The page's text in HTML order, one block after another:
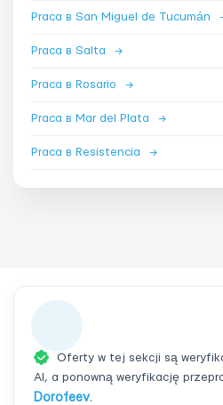
Praca в San Miguel de Tucumán
Praca в Salta →
Praca в Rosario →
Praca в Mar del Plata →
Praca в Resistencia →
Oferty w tej sekcji są
AI, a ponowną weryfikację
Dorofeev.